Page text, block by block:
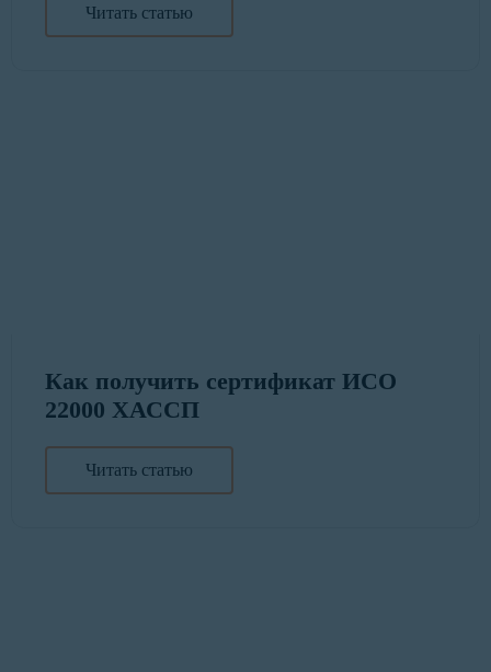
Читать статью
Как получить сертификат ИСО
22000 ХАССП
Читать статью